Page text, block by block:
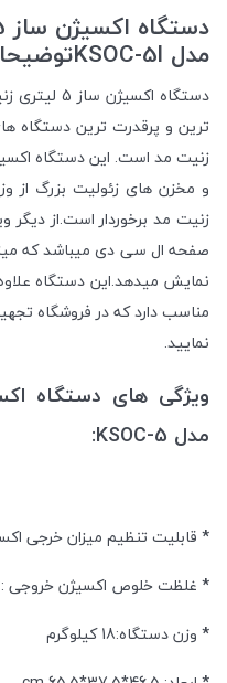
مدل KSOC-5lتوضیحات و ویژگی ها:
زنیت مد است. این دستگاه
و مخزن های زئولیت بزرگ از
زنیت مد برخوردار است.از دیگر
صفحه ال سی دی میباشد که
نمایش میدهد.این دستگاه
مناسب دارد که در فروشگاه
نمایید.
مدل KSOC-5:
* قابلیت تنظیم میزان خرجی اکسیژن: 0.5 تا 5 لیتر
* غلظت خلوص اکسیژن خروجی :93%_+3%
* وزن دستگاه:18 کیلوگرم